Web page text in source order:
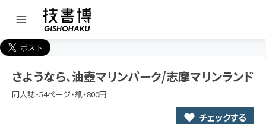
さようなら、油壺マリンパーク/志摩マリンランド
同人誌・54ページ・紙・800円
チェックする